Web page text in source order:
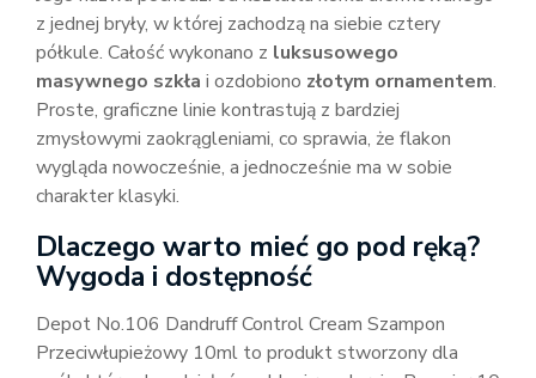
z jednej bryły, w której zachodzą na siebie cztery
półkule. Całość wykonano z luksusowego
masywnego szkła i ozdobiono złotym ornamentem.
Proste, graficzne linie kontrastują z bardziej
zmysłowymi zaokrągleniami, co sprawia, że flakon
wygląda nowocześnie, a jednocześnie ma w sobie
charakter klasyki.
Dlaczego warto mieć go pod ręką?
Wygoda i dostępność
Depot No.106 Dandruff Control Cream Szampon
Przeciwłupieżowy 10ml to produkt stworzony dla